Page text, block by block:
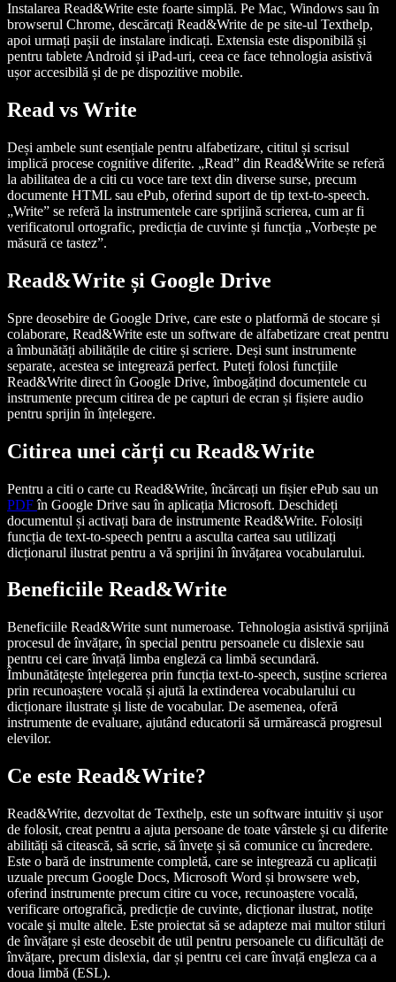
Instalarea Read&Write este foarte simplă. Pe Mac, Windows sau în
browserul Chrome, descărcați Read&Write de pe site-ul Texthelp,
apoi urmați pașii de instalare indicați. Extensia este disponibilă și
pentru tablete Android și iPad-uri, ceea ce face tehnologia asistivă
ușor accesibilă și de pe dispozitive mobile.
Read vs Write
Deși ambele sunt esențiale pentru alfabetizare, cititul și scrisul
implică procese cognitive diferite. „Read” din Read&Write se referă
la abilitatea de a citi cu voce tare text din diverse surse, precum
documente HTML sau ePub, oferind suport de tip text-to-speech.
„Write” se referă la instrumentele care sprijină scrierea, cum ar fi
verificatorul ortografic, predicția de cuvinte și funcția „Vorbește pe
măsură ce tastez”.
Read&Write și Google Drive
Spre deosebire de Google Drive, care este o platformă de stocare și
colaborare, Read&Write este un software de alfabetizare creat pentru
a îmbunătăți abilitățile de citire și scriere. Deși sunt instrumente
separate, acestea se integrează perfect. Puteți folosi funcțiile
Read&Write direct în Google Drive, îmbogățind documentele cu
instrumente precum citirea de pe capturi de ecran și fișiere audio
pentru sprijin în înțelegere.
Citirea unei cărți cu Read&Write
Pentru a citi o carte cu Read&Write, încărcați un fișier ePub sau un
PDFîn Google Drive sau în aplicația Microsoft. Deschideți
documentul și activați bara de instrumente Read&Write. Folosiți
funcția de text-to-speech pentru a asculta cartea sau utilizați
dicționarul ilustrat pentru a vă sprijini în învățarea vocabularului.
Beneficiile Read&Write
Beneficiile Read&Write sunt numeroase. Tehnologia asistivă sprijină
procesul de învățare, în special pentru persoanele cu dislexie sau
pentru cei care învață limba engleză ca limbă secundară.
Îmbunătățește înțelegerea prin funcția text-to-speech, susține scrierea
prin recunoaștere vocală și ajută la extinderea vocabularului cu
dicționare ilustrate și liste de vocabular. De asemenea, oferă
instrumente de evaluare, ajutând educatorii să urmărească progresul
elevilor.
Ce este Read&Write?
Read&Write, dezvoltat de Texthelp, este un software intuitiv și ușor
de folosit, creat pentru a ajuta persoane de toate vârstele și cu diferite
abilități să citească, să scrie, să învețe și să comunice cu încredere.
Este o bară de instrumente completă, care se integrează cu aplicații
uzuale precum Google Docs, Microsoft Word și browsere web,
oferind instrumente precum citire cu voce, recunoaștere vocală,
verificare ortografică, predicție de cuvinte, dicționar ilustrat, notițe
vocale și multe altele. Este proiectat să se adapteze mai multor stiluri
de învățare și este deosebit de util pentru persoanele cu dificultăți de
învățare, precum dislexia, dar și pentru cei care învață engleza ca a
doua limbă (ESL).